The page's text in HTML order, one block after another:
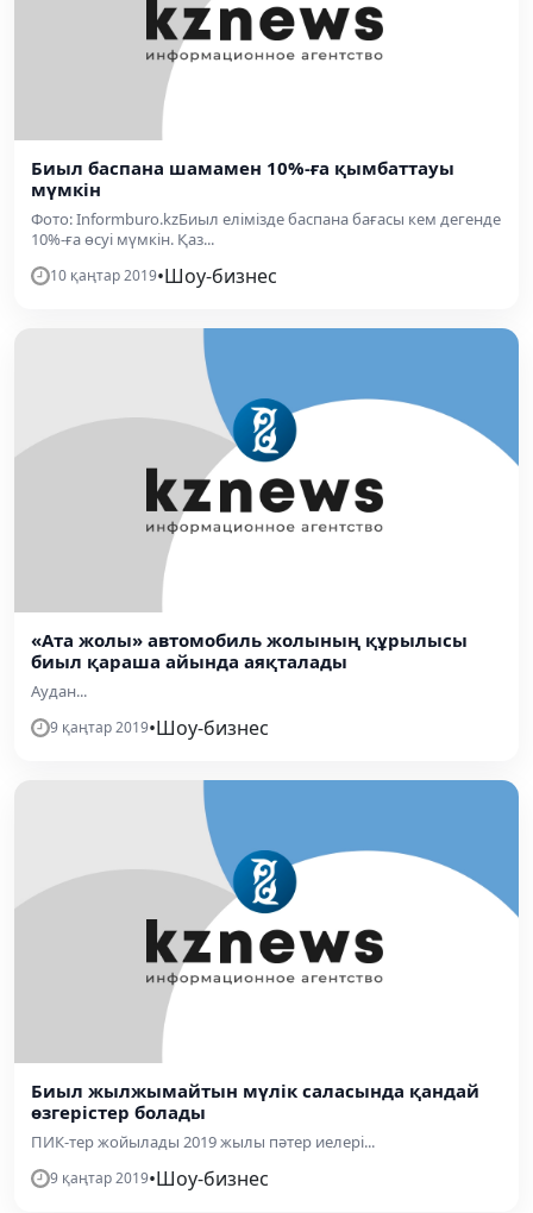
Биыл баспана шамамен 10%-ға қымбаттауы
мүмкін
Фото: Informburo.kzБиыл елімізде баспана бағасы кем дегенде
10%-ға өсуі мүмкін. Қаз...
10 қаңтар 2019•Шоу-бизнес
«Ата жолы» автомобиль жолының құрылысы
биыл қараша айында аяқталады
Аудан...
9 қаңтар 2019•Шоу-бизнес
Биыл жылжымайтын мүлік саласында қандай
өзгерістер болады
ПИК-тер жойылады 2019 жылы пәтер иелері...
9 қаңтар 2019•Шоу-бизнес